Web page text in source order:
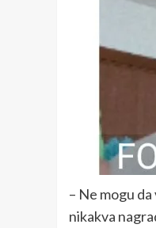
– Ne mogu
nikakva